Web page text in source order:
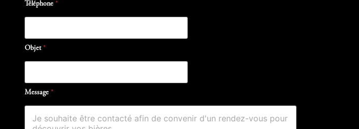
Téléphone *
Objet *
Message *